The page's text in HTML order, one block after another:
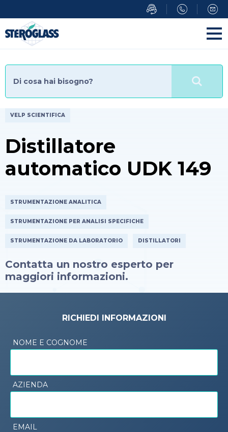
al
contenuto
principale
VELP SCIENTIFICA
Distillatore
automatico UDK 149
STRUMENTAZIONE ANALITICA
STRUMENTAZIONE PER ANALISI SPECIFICHE
STRUMENTAZIONE DA LABORATORIO DISTILLATORI
Contatta un nostro esperto per
maggiori informazioni.
RICHIEDI INFORMAZIONI
NOME E COGNOME
AZIENDA
EMAIL